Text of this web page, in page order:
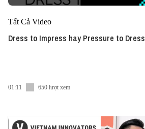
Tất Cả Video
Dress to Impress hay Pressure to Dress
01:11 650 lượt xem